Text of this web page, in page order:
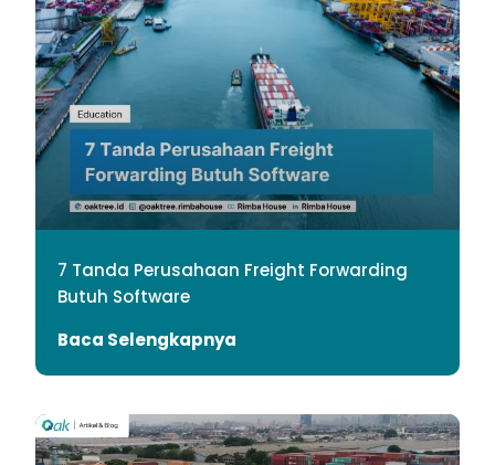
7 Tanda Perusahaan Freight Forwarding
Butuh Software
Baca Selengkapnya